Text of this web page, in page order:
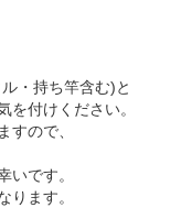
・持ち竿含む)と
を付けください。
すので、
いです。
ります。